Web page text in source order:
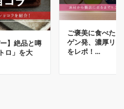
】絶品と噂
ロ」を大
ご褒美に食べた
ゲン発、濃厚リ
をレポ！…